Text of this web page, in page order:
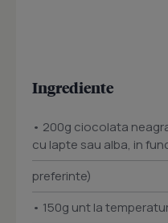
Ingrediente
• 200g ciocolata
cu lapte sau alba, in
preferinte)
• 150g unt la